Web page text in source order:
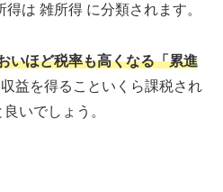
は 雑所得 に分類されます。
いほど税率も高くなる「累進
益を得ることいくら課税され
いでしょう。